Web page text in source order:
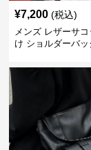
¥7,200 (税込)
メンズ レザーサ
け ショルダーバ